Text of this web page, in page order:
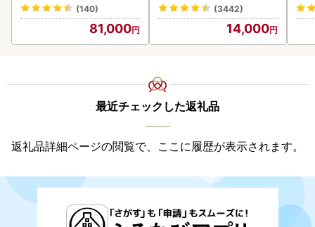
(140)
81,000
(3442)
14,000
最近チェックした返礼品
返礼品詳細ページの閲覧で、ここに履歴が表示されます。